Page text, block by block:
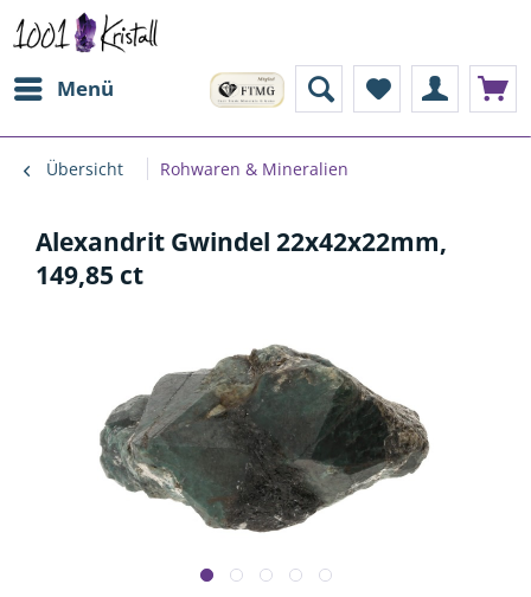
Menü
Übersicht Rohwaren & Mineralien
Alexandrit Gwindel 22x42x22mm,
149,85 ct